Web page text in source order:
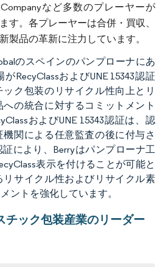
Companyなど多数のプレーヤーが
す。各プレーヤーは合併・買収、
製品の革新に注力しています。
のスペインのパンプローナにあ
がRecyClassおよびUNE 15343認証
ク包装のリサイクル性向上とリ
の統合に対するコミットメント
およびUNE 15343認証は、認
関による任意監査の後に付与さ
により、Berryはパンプローナ工
表示を付けることが可能と
リサイクル性およびリサイクル素
ントを強化しています。
チック包装産業のリーダー